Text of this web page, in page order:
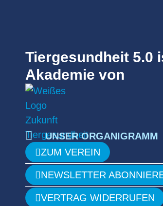
Tiergesundheit 5.0
Akademie von
UNSER ORGANIGRAMM
ZUM VEREIN
NEWSLETTER
VERTRAG WIDERRUFEN